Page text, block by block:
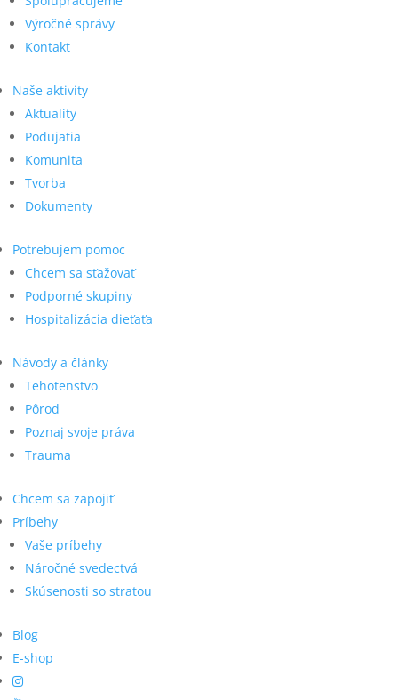
Výročné správy
Kontakt
Naše aktivity
Aktuality
Podujatia
Komunita
Tvorba
Dokumenty
Potrebujem pomoc
Chcem sa sťažovať
Podporné skupiny
Hospitalizácia dieťaťa
Návody a články
Tehotenstvo
Pôrod
Poznaj svoje práva
Trauma
Chcem sa zapojiť
Príbehy
Vaše príbehy
Náročné svedectvá
Skúsenosti so stratou
Blog
E-shop